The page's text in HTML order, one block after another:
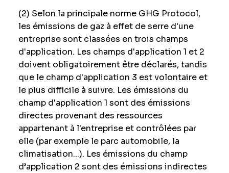
(2) Selon la principale norme GHG Protocol,
les émissions de gaz à effet de serre d'une
entreprise sont classées en trois champs
d'application. Les champs d'application 1 et 2
doivent obligatoirement être déclarés, tandis
que le champ d'application 3 est volontaire et
le plus difficile à suivre. Les émissions du
champ d'application 1 sont des émissions
directes provenant des ressources
appartenant à l'entreprise et contrôlées par
elle (par exemple le parc automobile, la
climatisation...). Les émissions du champ
d’application 2 sont des émissions indirectes